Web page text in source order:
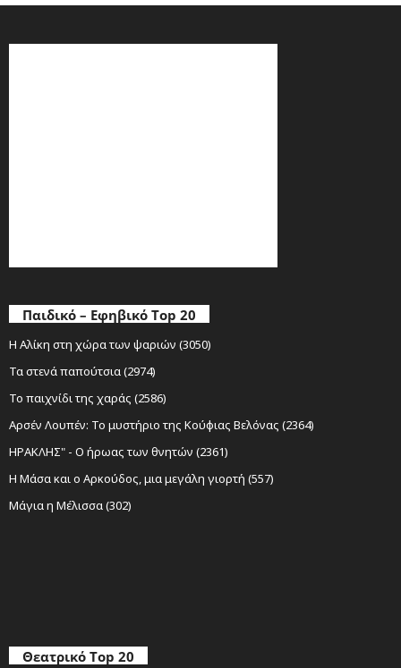
Παιδικό – Εφηβικό Top 20
Η Αλίκη στη χώρα των ψαριών (3050)
Τα στενά παπούτσια (2974)
Το παιχνίδι της χαράς (2586)
Αρσέν Λουπέν: Το μυστήριο της Κούφιας Βελόνας (2364)
ΗΡΑΚΛΗΣ" - Ο ήρωας των θνητών (2361)
Η Μάσα και ο Αρκούδος, μια μεγάλη γιορτή (557)
Μάγια η Μέλισσα (302)
Θεατρικό Top 20